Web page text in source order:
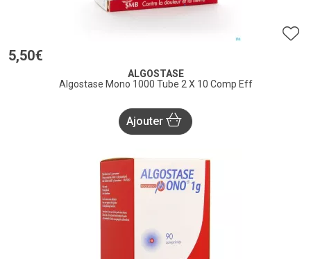
5,50€
ALGOSTASE
Algostase Mono 1000 Tube 2 X 10 Comp Eff
Ajouter